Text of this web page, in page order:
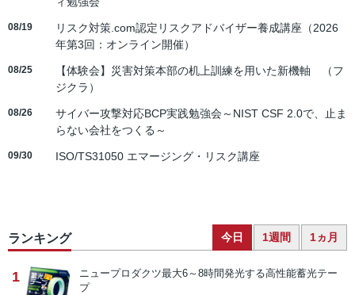
08/19
リスク対策.com認定リスクアドバイザー養成講座（2026
年第3回：オンライン開催）
08/25
【体験会】災害対策本部の机上訓練を用いた新機軸 （フ
ジクラ）
08/26
サイバー攻撃対応BCP実践勉強会～NIST CSF 2.0で、止ま
らない会社をつくる～
09/30 ISO/TS31050 エマージング・リスク講座
ランキング 今日 1週間 1ヵ月
1 ニュープロダクツ最大6～8時間発光する高性能蓄光テー
プ